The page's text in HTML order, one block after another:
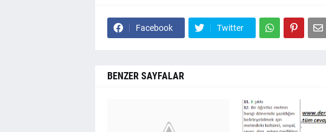
Facebook Twitter
BENZER SAYFALAR